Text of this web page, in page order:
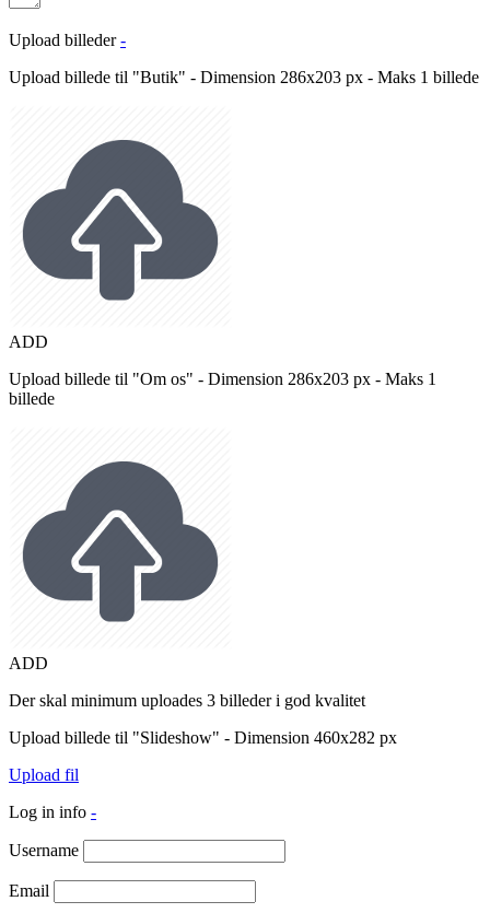
Upload billeder -
Upload billede til "Butik" - Dimension 286x203 px - Maks 1 billede
ADD
Upload billede til "Om os" - Dimension 286x203 px - Maks 1
billede
ADD
Der skal minimum uploades 3 billeder i god kvalitet
Upload billede til "Slideshow" - Dimension 460x282 px
Upload fil
Log in info -
Username
Email